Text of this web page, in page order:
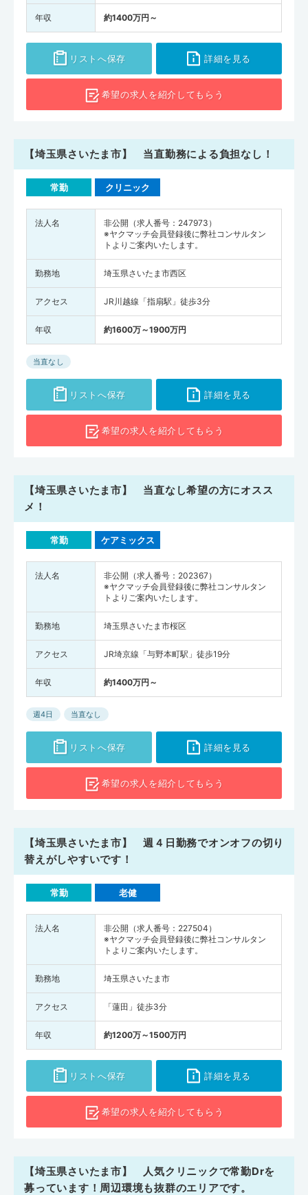
年収 約1400万円～
リストへ保存 詳細を見る
希望の求人を紹介してもらう
【埼玉県さいたま市】 当直勤務による負担なし！
常勤 クリニック
法人名
非公開（求人番号：247973）
※ヤクマッチ会員登録後に弊社コンサルタン
トよりご案内いたします。
勤務地 埼玉県さいたま市西区
アクセス JR川越線「指扇駅」徒歩3分
年収 約1600万～1900万円
当直なし
リストへ保存 詳細を見る
希望の求人を紹介してもらう
【埼玉県さいたま市】 当直なし希望の方にオスス
メ！
常勤 ケアミックス
法人名
非公開（求人番号：202367）
※ヤクマッチ会員登録後に弊社コンサルタン
トよりご案内いたします。
勤務地 埼玉県さいたま市桜区
アクセス JR埼京線「与野本町駅」徒歩19分
年収 約1400万円～
週4日 当直なし
リストへ保存 詳細を見る
希望の求人を紹介してもらう
【埼玉県さいたま市】 週４日勤務でオンオフの切り
替えがしやすいです！
常勤 老健
法人名
非公開（求人番号：227504）
※ヤクマッチ会員登録後に弊社コンサルタン
トよりご案内いたします。
勤務地 埼玉県さいたま市
アクセス 「蓮田」徒歩3分
年収 約1200万～1500万円
リストへ保存 詳細を見る
希望の求人を紹介してもらう
【埼玉県さいたま市】 人気クリニックで常勤Drを
募っています！周辺環境も抜群のエリアです。